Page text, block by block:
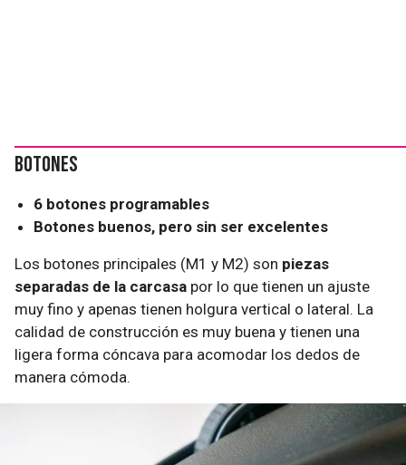
Botones
6 botones programables
Botones buenos, pero sin ser excelentes
Los botones principales (M1 y M2) son piezas
separadas de la carcasa por lo que tienen un ajuste
muy fino y apenas tienen holgura vertical o lateral. La
calidad de construcción es muy buena y tienen una
ligera forma cóncava para acomodar los dedos de
manera cómoda.